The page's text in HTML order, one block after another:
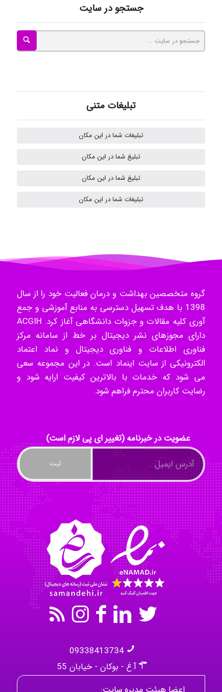
Tavan
akhtar shahsavandi
Hossein Znd
k.aryan
ilhan200
Mohammad
Tavan
akhtar shahsavandi
kimiya zirakpoor
جستجو در سایت
تبلیغات متنی
تبلیغات شما در این مکان
تبلیغ شما در این مکان
تبلیغ شما در این مکان
تبلیغات شما در این مکان
گروه متخصصین بهداشت و درمان فعالیت خود را از سال
1398 با هدف تسهیل دسترسی به منابع آموزشی و جمع
آوری کلیه مقالات و جزوات دانشگاهی آغاز کرد. ACGIH
دارای مجوزهای نشر دیجیتال بر خط از سامانه مرکز
فناوری اطلاعات و فناوری دیجیتال و نماد اعتماد
الکترونیکی از سایت اینماد است. در این مجموعه سعی
می شود که خدمات با بالاترین کیفیت ارایه شود و
رضایت کاربران محترم فراهم شود.
عضویت در خبرنامه (تغییر ای پی لازم است)
09338413734
آ.غ - بوکان - خیابان 55